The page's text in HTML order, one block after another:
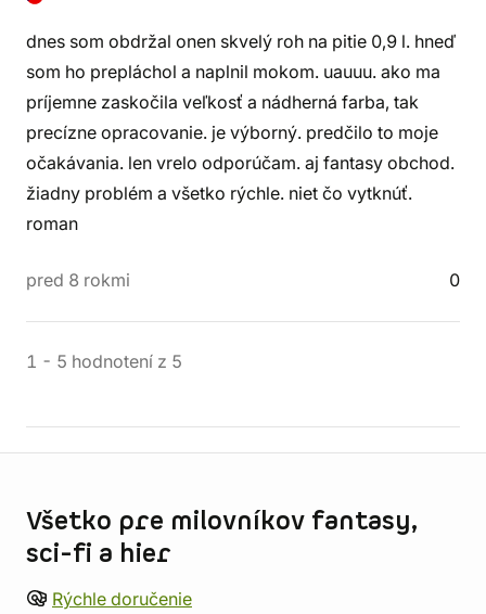
dnes som obdržal onen skvelý roh na pitie 0,9 l. hneď
som ho prepláchol a naplnil mokom. uauuu. ako ma
príjemne zaskočila veľkosť a nádherná farba, tak
precízne opracovanie. je výborný. predčilo to moje
očakávania. len vrelo odporúčam. aj fantasy obchod.
žiadny problém a všetko rýchle. niet čo vytknúť.
roman
pred 8 rokmi 0
1 - 5 hodnotení z 5
Všetko pre milovníkov fantasy,
sci-fi a hier
Rýchle doručenie